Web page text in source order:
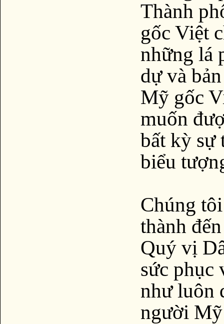
Thành
gốc Việt
những lá
dự và
Mỹ gốc
muốn
bất kỳ sự
biểu
Chúng
thành
Quý vị
sức phục
như luôn
người